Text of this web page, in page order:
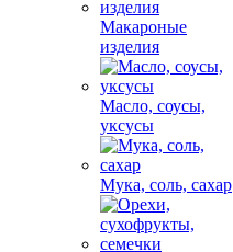
Макароные
изделия
Масло, соусы,
уксусы
Мука, соль, сахар